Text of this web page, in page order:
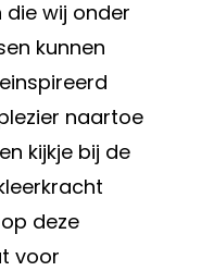
die wij onder
kunnen
naartoe
kijkje bij de
deze
voor